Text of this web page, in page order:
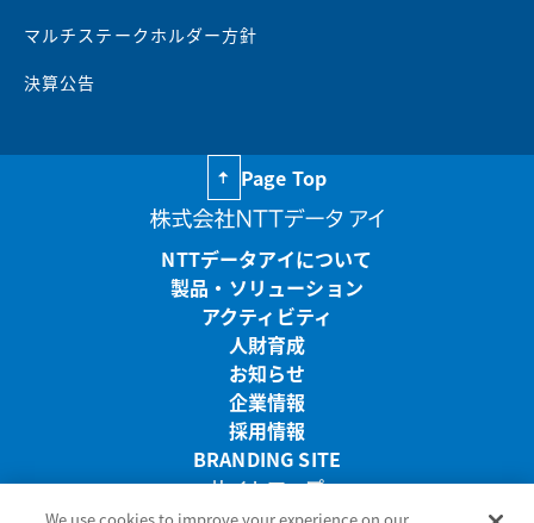
マルチステークホルダー方針
決算公告
Page Top
NTTデータアイについて
製品・ソリューション
アクティビティ
人財育成
お知らせ
企業情報
採用情報
BRANDING SITE
サイトマップ
リンク・免責事項